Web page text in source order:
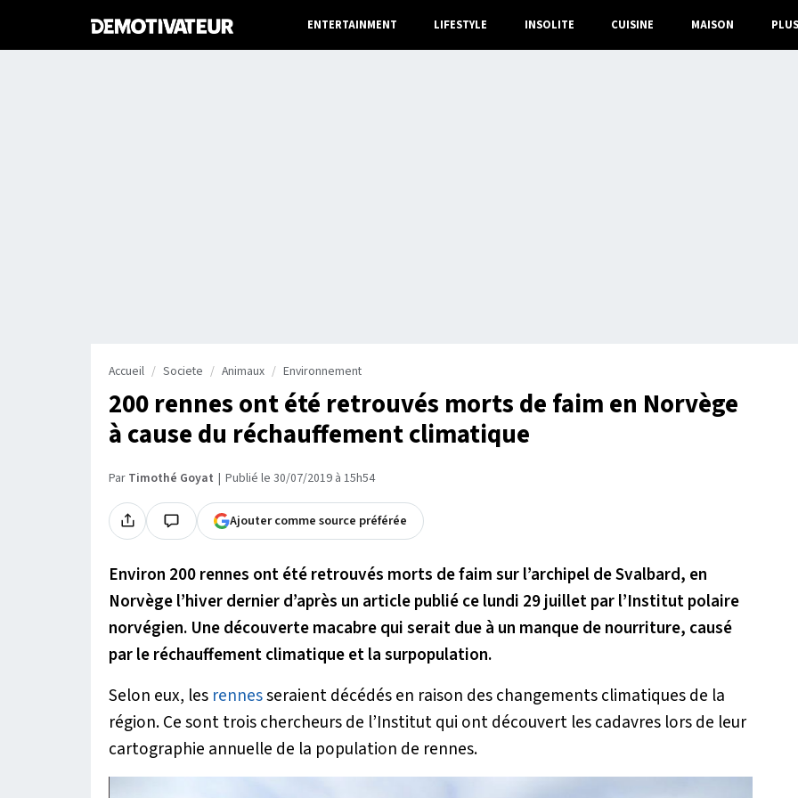
ENTERTAINMENT LIFESTYLE INSOLITE CUISINE MAISON PLUS
Accueil Societe Animaux Environnement
200 rennes ont été retrouvés morts de faim en Norvège
à cause du réchauffement climatique
Par Timothé Goyat Publié le 30/07/2019 à 15h54
Ajouter comme source préférée
Environ 200 rennes ont été retrouvés morts de faim sur l’archipel de Svalbard, en
Norvège l’hiver dernier d’après un article publié ce lundi 29 juillet par l’Institut polaire
norvégien. Une découverte macabre qui serait due à un manque de nourriture, causé
par le réchauffement climatique et la surpopulation.
Selon eux, les rennesseraient décédés en raison des changements climatiques de la
région. Ce sont trois chercheurs de l’Institut qui ont découvert les cadavres lors de leur
cartographie annuelle de la population de rennes.